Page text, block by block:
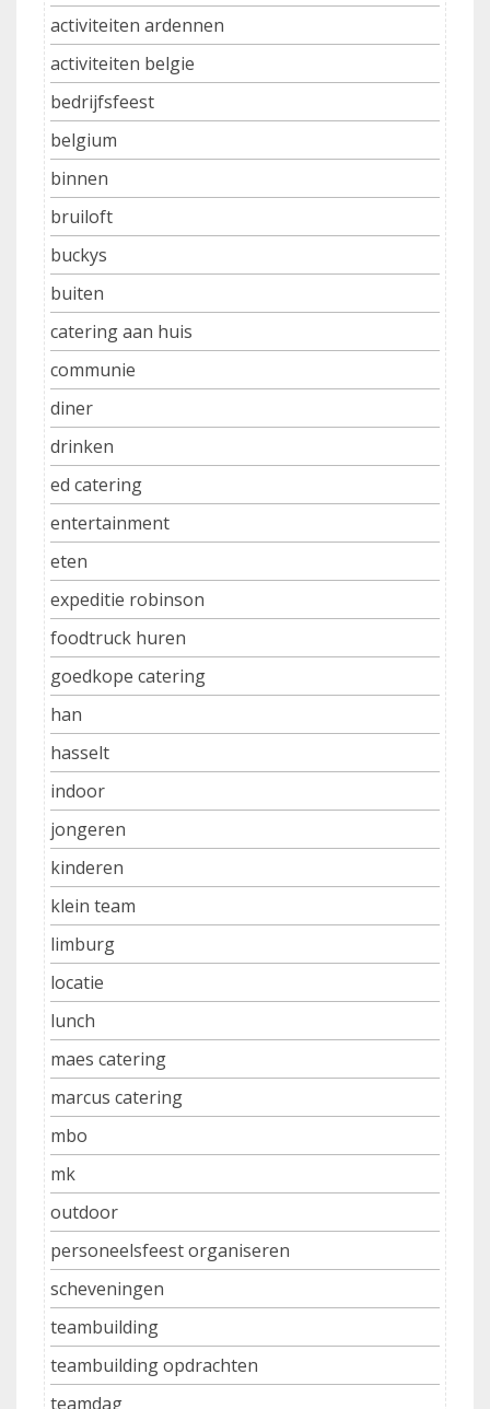
activiteiten ardennen
activiteiten belgie
bedrijfsfeest
belgium
binnen
bruiloft
buckys
buiten
catering aan huis
communie
diner
drinken
ed catering
entertainment
eten
expeditie robinson
foodtruck huren
goedkope catering
han
hasselt
indoor
jongeren
kinderen
klein team
limburg
locatie
lunch
maes catering
marcus catering
mbo
mk
outdoor
personeelsfeest organiseren
scheveningen
teambuilding
teambuilding opdrachten
teamdag